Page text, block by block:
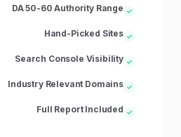
DA 50-60 Authority Range
Hand-Picked Sites
Search Console Visibility
Industry Relevant Domains
Full Report Included